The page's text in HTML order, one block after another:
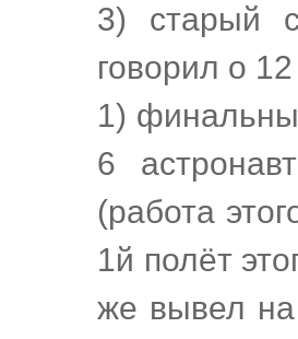
3) старый
говорил о
1)
6
(работа
1й полёт
же вывел